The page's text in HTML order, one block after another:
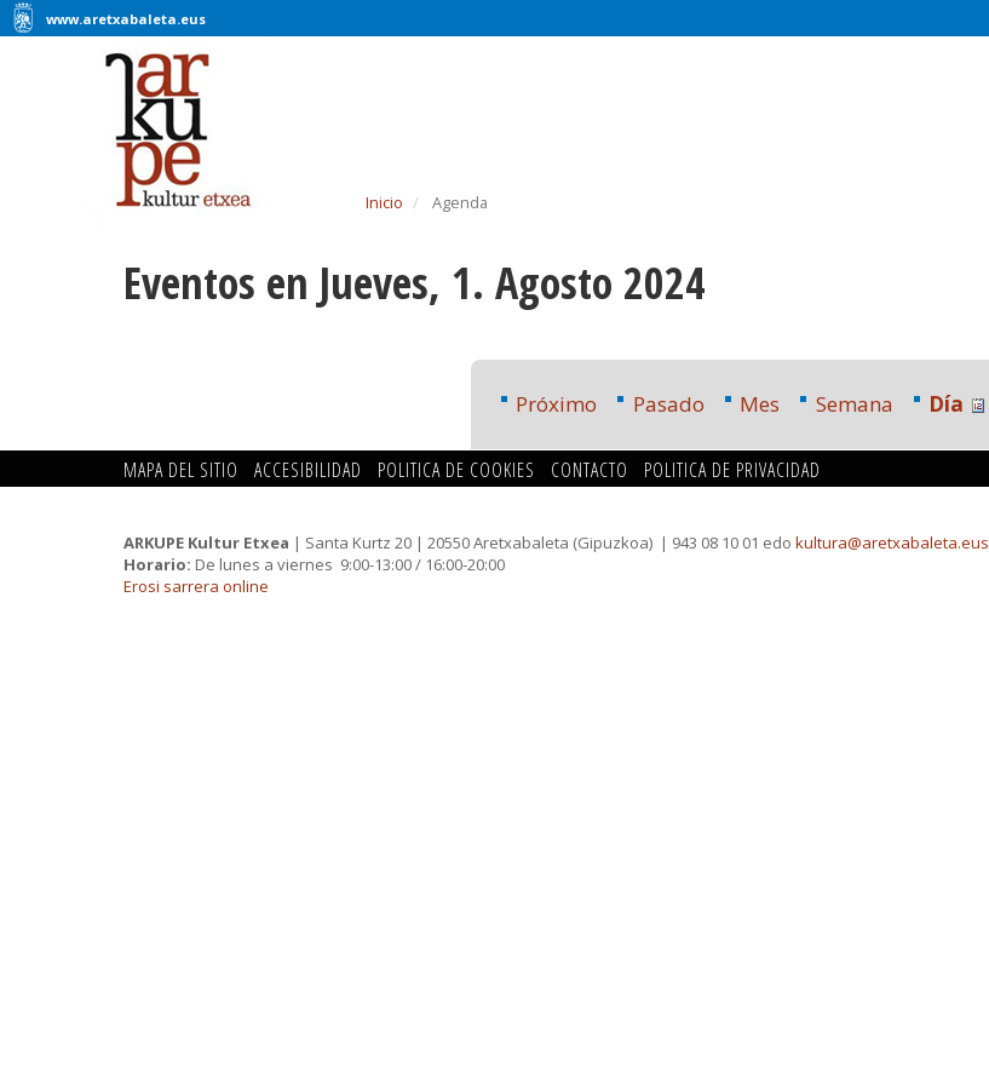
www.aretxabaleta.eus
Inicio Agenda
Eventos en Jueves, 1. Agosto 2024
Próximo Pasado Mes Semana Día
MAPA DEL SITIO ACCESIBILIDAD POLITICA DE COOKIES CONTACTO POLITICA DE PRIVACIDAD
ARKUPE Kultur Etxea | Santa Kurtz 20 | 20550 Aretxabaleta (Gipuzkoa) | 943 08 10 01 edo kultura@aretxabaleta.eus
Horario: De lunes a viernes 9:00-13:00 / 16:00-20:00
Erosi sarrera online